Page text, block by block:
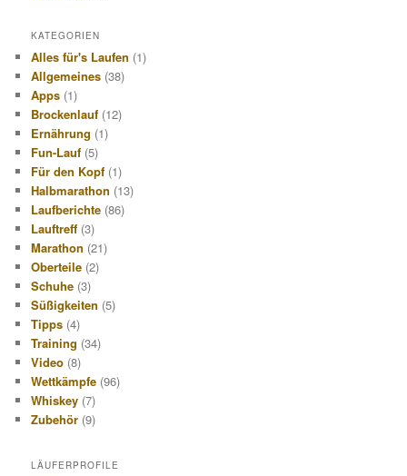
KATEGORIEN
Alles für's Laufen (1)
Allgemeines (38)
Apps (1)
Brockenlauf (12)
Ernährung (1)
Fun-Lauf (5)
Für den Kopf (1)
Halbmarathon (13)
Laufberichte (86)
Lauftreff (3)
Marathon (21)
Oberteile (2)
Schuhe (3)
Süßigkeiten (5)
Tipps (4)
Training (34)
Video (8)
Wettkämpfe (96)
Whiskey (7)
Zubehör (9)
LÄUFERPROFILE